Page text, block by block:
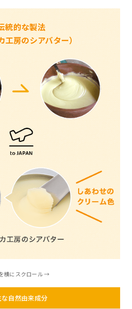
統的な製法
工房のシアバター）
横にスクロール →
自然由来成分